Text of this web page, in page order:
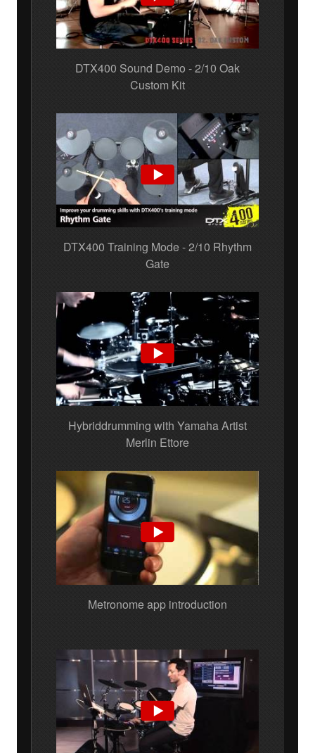
DTX400 Sound Demo - 2/10 Oak
Custom Kit
DTX400 Training Mode - 2/10 Rhythm
Gate
Hybriddrumming with Yamaha Artist
Merlin Ettore
Metronome app introduction